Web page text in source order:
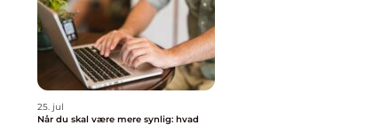
25. jul
Når du skal være mere synlig: hvad